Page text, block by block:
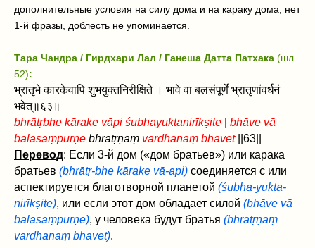
дополнительные условия на силу дома и на караку дома, нет
1-й фразы, доблесть не упоминается.
Тара Чандра / Гирдхари Лал / Ганеша Датта Патхака (шл.
52):
भ्रातृभे कारकेवापि शुभयुक्तनिरीक्षिते । भावे वा बलसंपूर्णे भ्रातृणांवर्धनं
भवेत्॥६३॥
bhrātṛbhe kārake vāpi śubhayuktanirīkṣite
bhāve vā
balasaṃpūrṇe bhrātṛṇāṃ vardhanaṃ bhavet||63||
Перевод: Если 3-й дом («дом братьев») или карака
братьев (bhrātṛ-bhe kārake vā-api) соединяется с или
аспектируется благотворной планетой (śubha-yukta-
nirīkṣite), или если этот дом обладает силой (bhāve vā
balasaṃpūrṇe), у человека будут братья (bhrātṛṇāṃ
vardhanaṃ bhavet).